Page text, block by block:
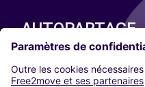
AUTOPARTAGE
Paris
Madrid